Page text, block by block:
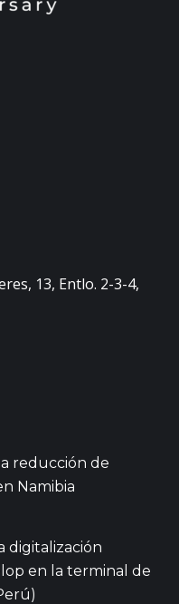
13, Entlo. 2-3-4,
reducción de
Namibia
digitalización
en la terminal de